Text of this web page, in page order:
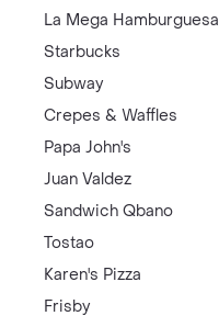
La Mega Hamburguesa
Starbucks
Subway
Crepes & Waffles
Papa John's
Juan Valdez
Sandwich Qbano
Tostao
Karen's Pizza
Frisby